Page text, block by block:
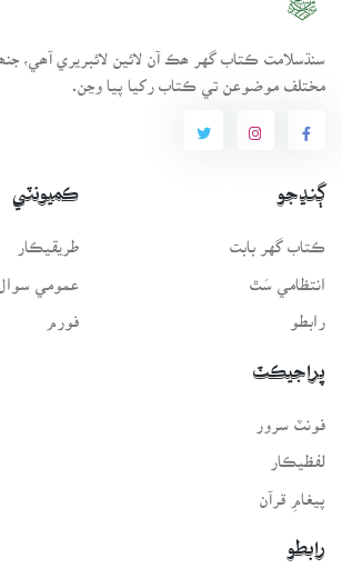
مختلف موضوعن تي ڪتاب رکيا پيا وڃن.
ڳنڍجو
ڪتاب گهر بابت
انتظامي سَٿ
رابطو
ڪميونٽي
طريقيڪار
عمومي سوال
فورم
پراجيڪٽ
لفظيڪار
پيغامِ قرآن
رابطو